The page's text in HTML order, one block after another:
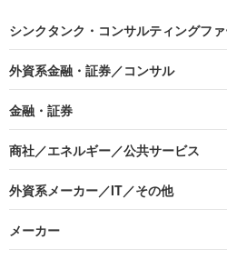
シンクタンク・コンサルティングフ
外資系金融・証券／コンサル
金融・証券
商社／エネルギー／公共サービス
外資系メーカー／IT／その他
メーカー